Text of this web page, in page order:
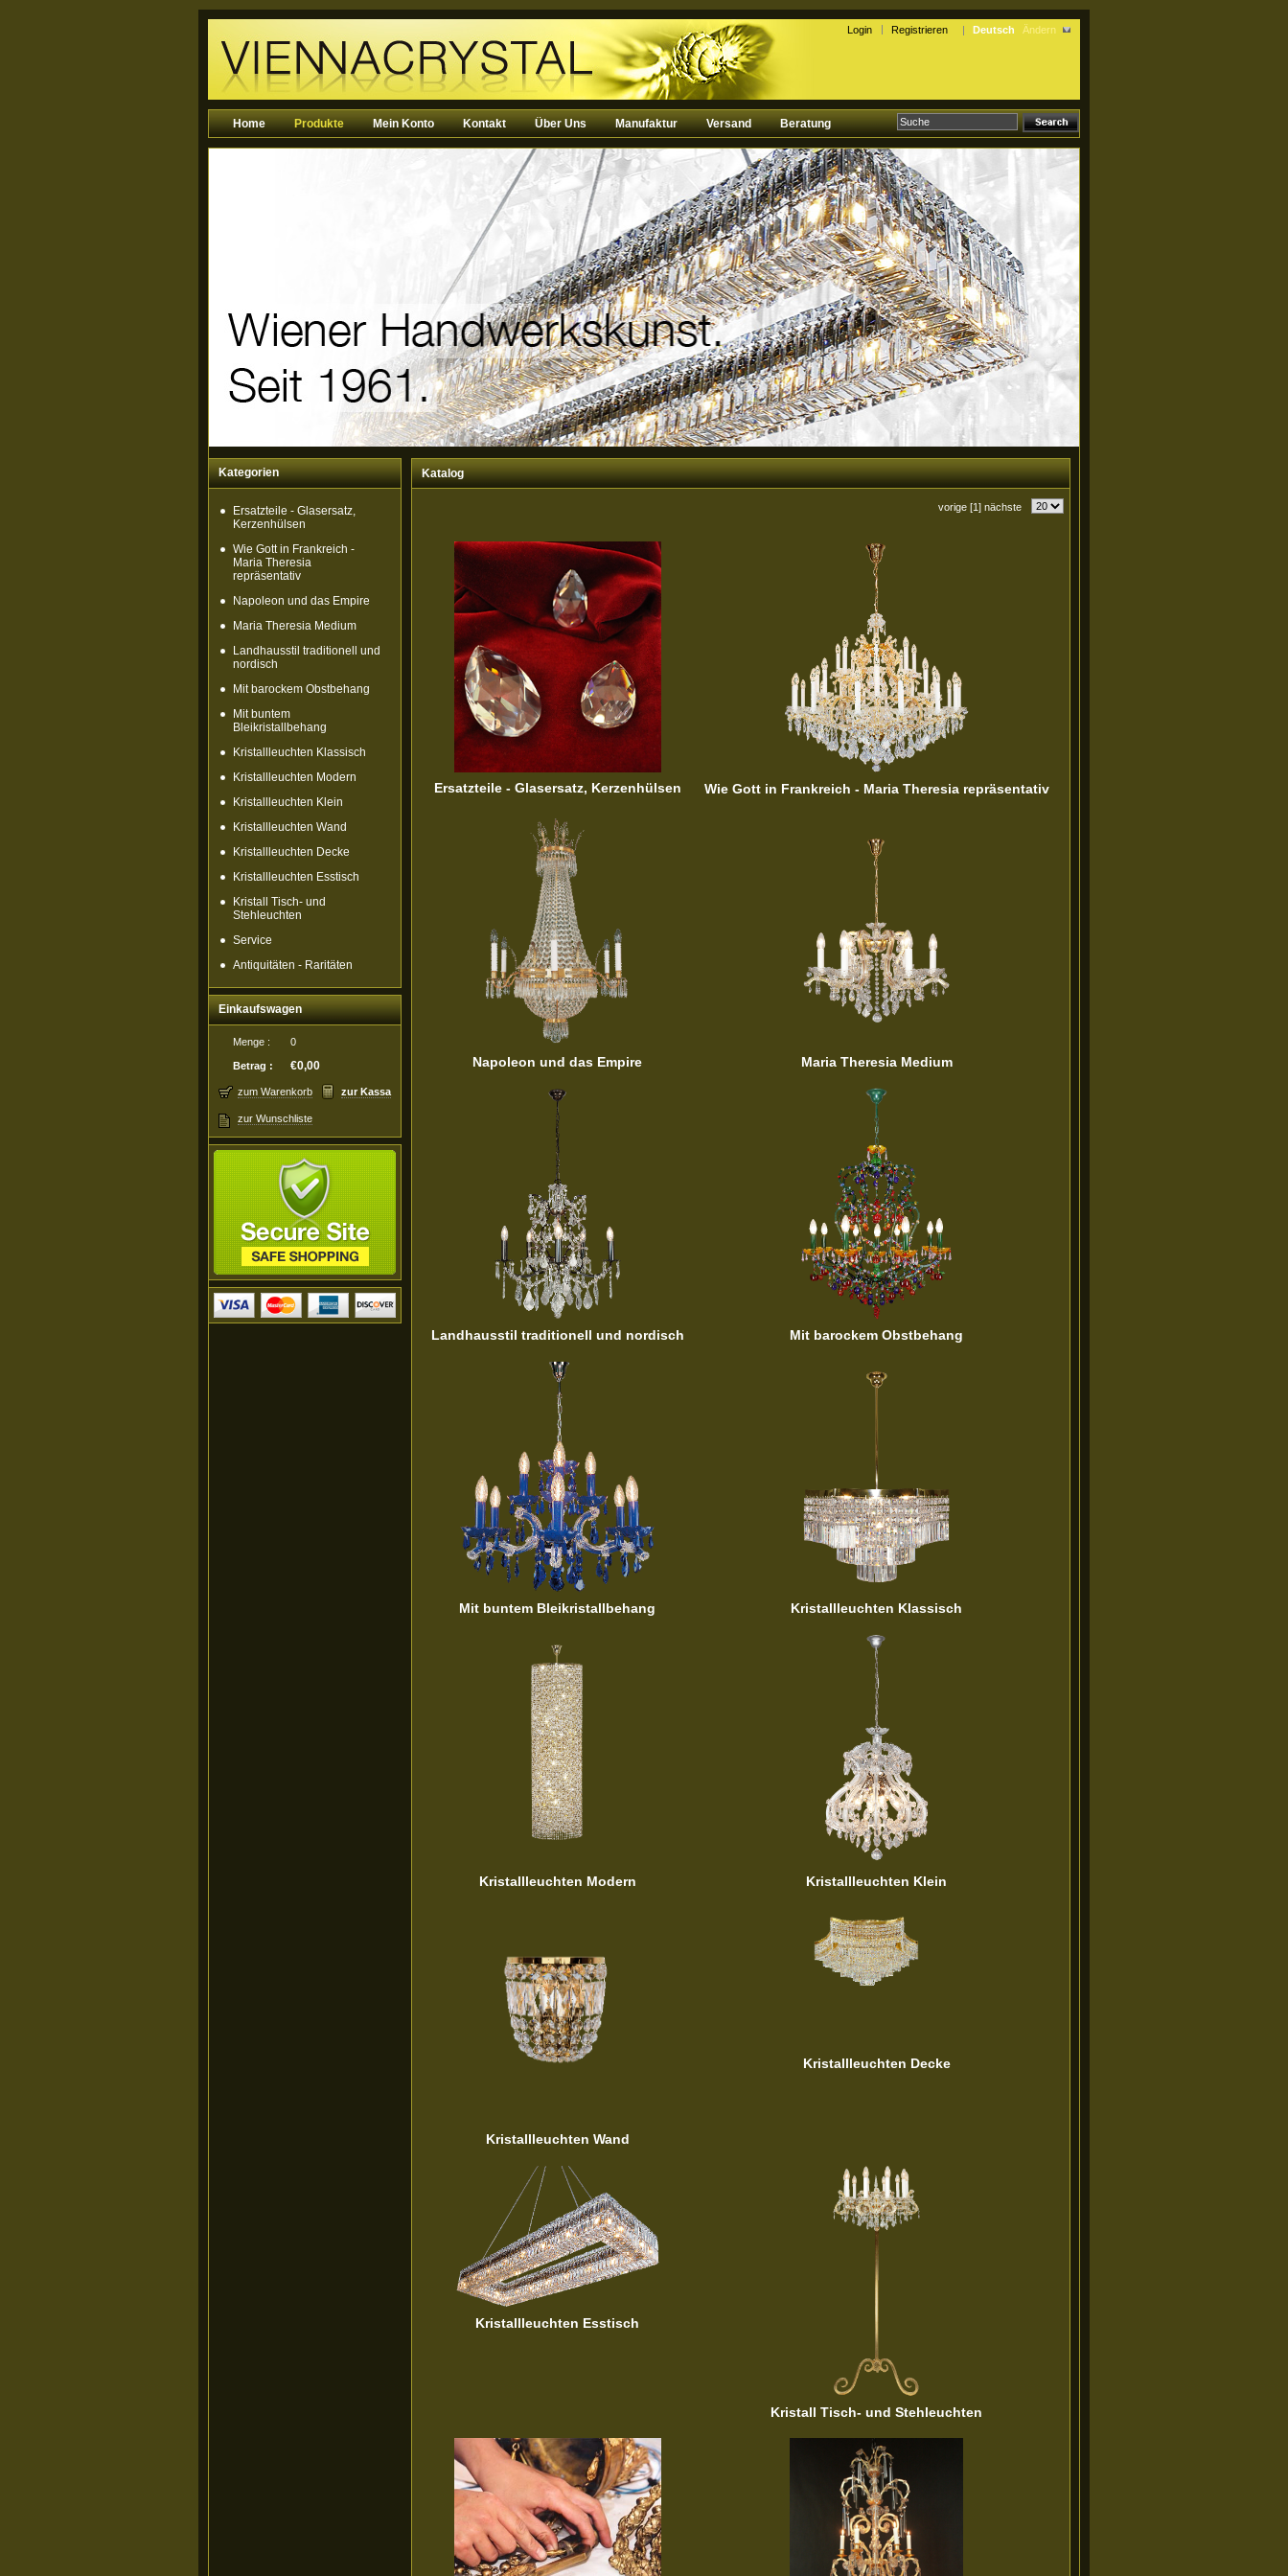
Deutsch Ändern
Login Registrieren
Home Produkte Mein Konto Kontakt Über Uns Manufaktur Versand Beratung
Kategorien
Ersatzteile - Glasersatz,
Kerzenhülsen
Wie Gott in Frankreich -
Maria Theresia
repräsentativ
Napoleon und das Empire
Maria Theresia Medium
Landhausstil traditionell und
nordisch
Mit barockem Obstbehang
Mit buntem
Bleikristallbehang
Kristallleuchten Klassisch
Kristallleuchten Modern
Kristallleuchten Klein
Kristallleuchten Wand
Kristallleuchten Decke
Kristallleuchten Esstisch
Kristall Tisch- und
Stehleuchten
Service
Antiquitäten - Raritäten
Einkaufswagen
Menge : 0
Betrag : €0,00
zum Warenkorb zur Kassa
zur Wunschliste
Katalog
vorige [1] nächste
Ersatzteile - Glasersatz, Kerzenhülsen Wie Gott in Frankreich - Maria Theresia repräsentativ
Napoleon und das Empire Maria Theresia Medium
Landhausstil traditionell und nordisch Mit barockem Obstbehang
Mit buntem Bleikristallbehang Kristallleuchten Klassisch
Kristallleuchten Modern Kristallleuchten Klein
Kristallleuchten Wand
Kristallleuchten Decke
Kristallleuchten Esstisch
Kristall Tisch- und Stehleuchten